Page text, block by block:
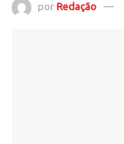
por Redação